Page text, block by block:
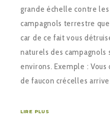
grande échelle contre
campagnols terrestre
car de ce fait vous
naturels des campagnols
environs. Exemple : Vous
de faucon crécelles
LIRE PLUS